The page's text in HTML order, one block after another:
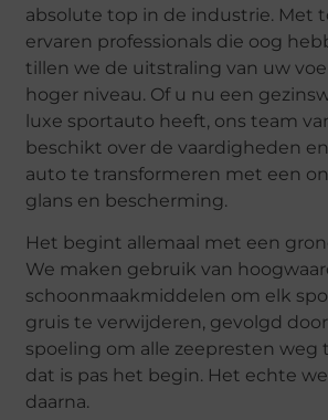
absolute top in de industrie. Met
ervaren professionals die oog
tillen we de uitstraling van uw
hoger niveau. Of u nu een
luxe sportauto heeft, ons team
beschikt over de vaardigheden
auto te transformeren met een
glans en bescherming.
Het begint allemaal met een
We maken gebruik van
schoonmaakmiddelen om elk
gruis te verwijderen, gevolgd
spoeling om alle zeepresten weg
dat is pas het begin. Het echte
daarna.